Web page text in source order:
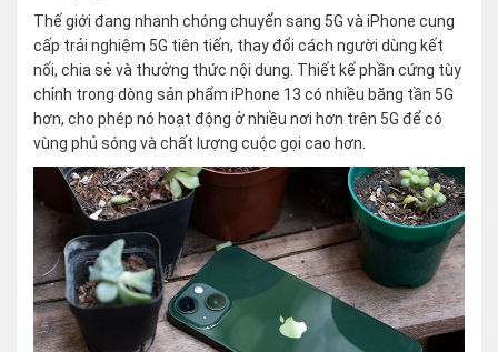
Thế giới đang nhanh chóng chuyển sang 5G và iPhone cung
cấp trải nghiệm 5G tiên tiến, thay đổi cách người dùng kết
nối, chia sẻ và thưởng thức nội dung. Thiết kế phần cứng tùy
chỉnh trong dòng sản phẩm iPhone 13 có nhiều băng tần 5G
hơn, cho phép nó hoạt động ở nhiều nơi hơn trên 5G để có
vùng phủ sóng và chất lượng cuộc gọi cao hơn.